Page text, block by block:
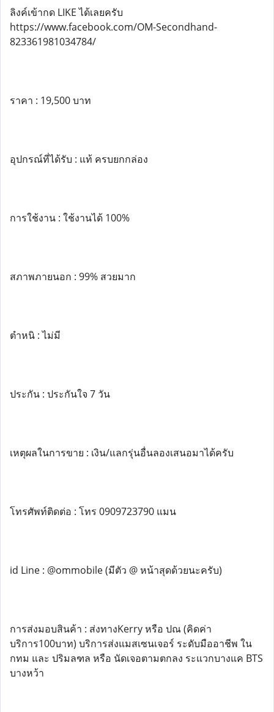
ลิงค์เข้ากด LIKE ได้เลยครับ
https://www.facebook.com/OM-Secondhand-
823361981034784/
ราคา : 19,500 บาท
อุปกรณ์ที่ได้รับ : แท้ ครบยกกล่อง
การใช้งาน : ใช้งานได้ 100%
สภาพภายนอก : 99% สวยมาก
ตำหนิ : ไม่มี
ประกัน : ประกันใจ 7 วัน
เหตุผลในการขาย : เงิน/แลกรุ่นอื่นลองเสนอมาได้ครับ
โทรศัพท์ติดต่อ : โทร 0909723790 แมน
id Line : @ommobile (มีตัว @ หน้าสุดด้วยนะครับ)
การส่งมอบสินค้า : ส่งทางKerry หรือ ปณ (คิดค่า
บริการ100บาท) บริการส่งแมสเซนเจอร์ ระดับมืออาชีพ ใน
กทม และ ปริมลฑล หรือ นัดเจอตามตกลง ระแวกบางแค BTS
บางหว้า